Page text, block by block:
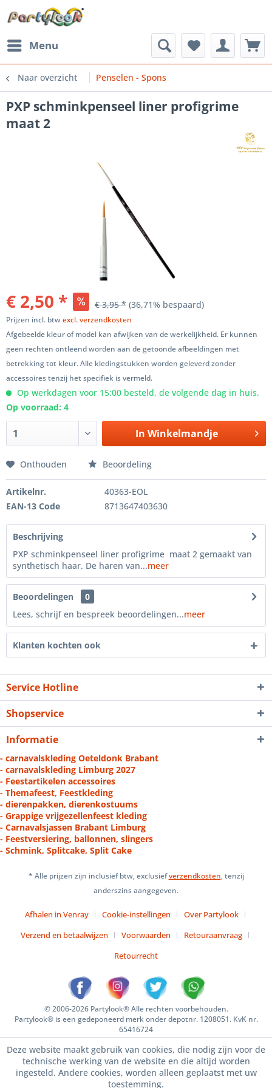
Menu
Naar overzicht Penselen - Spons
PXP schminkpenseel liner profigrime
maat 2
€ 2,50 * € 3,95 * (36,71% bespaard)
Prijzen incl. btwexcl. verzendkosten
Afgebeelde kleur of model kan afwijken van de werkelijkheid. Er kunnen
geen rechten ontleend worden aan de getoonde afbeeldingen met
betrekking tot kleur. Alle kledingstukken worden geleverd zonder
accessoires tenzij het specifiek is vermeld.
Op werkdagen voor 15:00 besteld, de volgende dag in huis.
Op voorraad: 4
In Winkelmandje
Onthouden Beoordeling
Artikelnr.
40363-EOL
EAN-13 Code
8713647403630
Beschrijving
PXP schminkpenseel liner profigrime maat 2 gemaakt van
synthetisch haar. De haren van...meer
Beoordelingen
0
Lees, schrijf en bespreek beoordelingen...meer
Klanten kochten ook
Service Hotline
Shopservice
Informatie
- carnavalskleding Oeteldonk Brabant
- carnavalskleding Limburg 2027
- Feestartikelen accessoires
- Themafeest, Feestkleding
- dierenpakken, dierenkostuums
- Grappige vrijgezellenfeest kleding
- Carnavalsjassen Brabant Limburg
- Feestversiering, ballonnen, slingers
- Schmink, Splitcake, Split Cake
* Alle prijzen zijn inclusief btw, exclusiefverzendkosten, tenzij
anderszins aangegeven.
Afhalen in Venray Cookie-instellingen
Over Partylook
Verzend en betaalwijzen
Voorwaarden
Retouraanvraag
Retourrecht
© 2006-2026 Partylook® Alle rechten voorbehouden.
Partylook® is een gedeponeerd merk onder depotnr. 1208051. KvK nr.
65416724
Deze website maakt gebruik van cookies, die nodig zijn voor de
technische werking van de website en die altijd worden
ingesteld. Andere cookies, worden alleen geplaatst met uw
toestemming.